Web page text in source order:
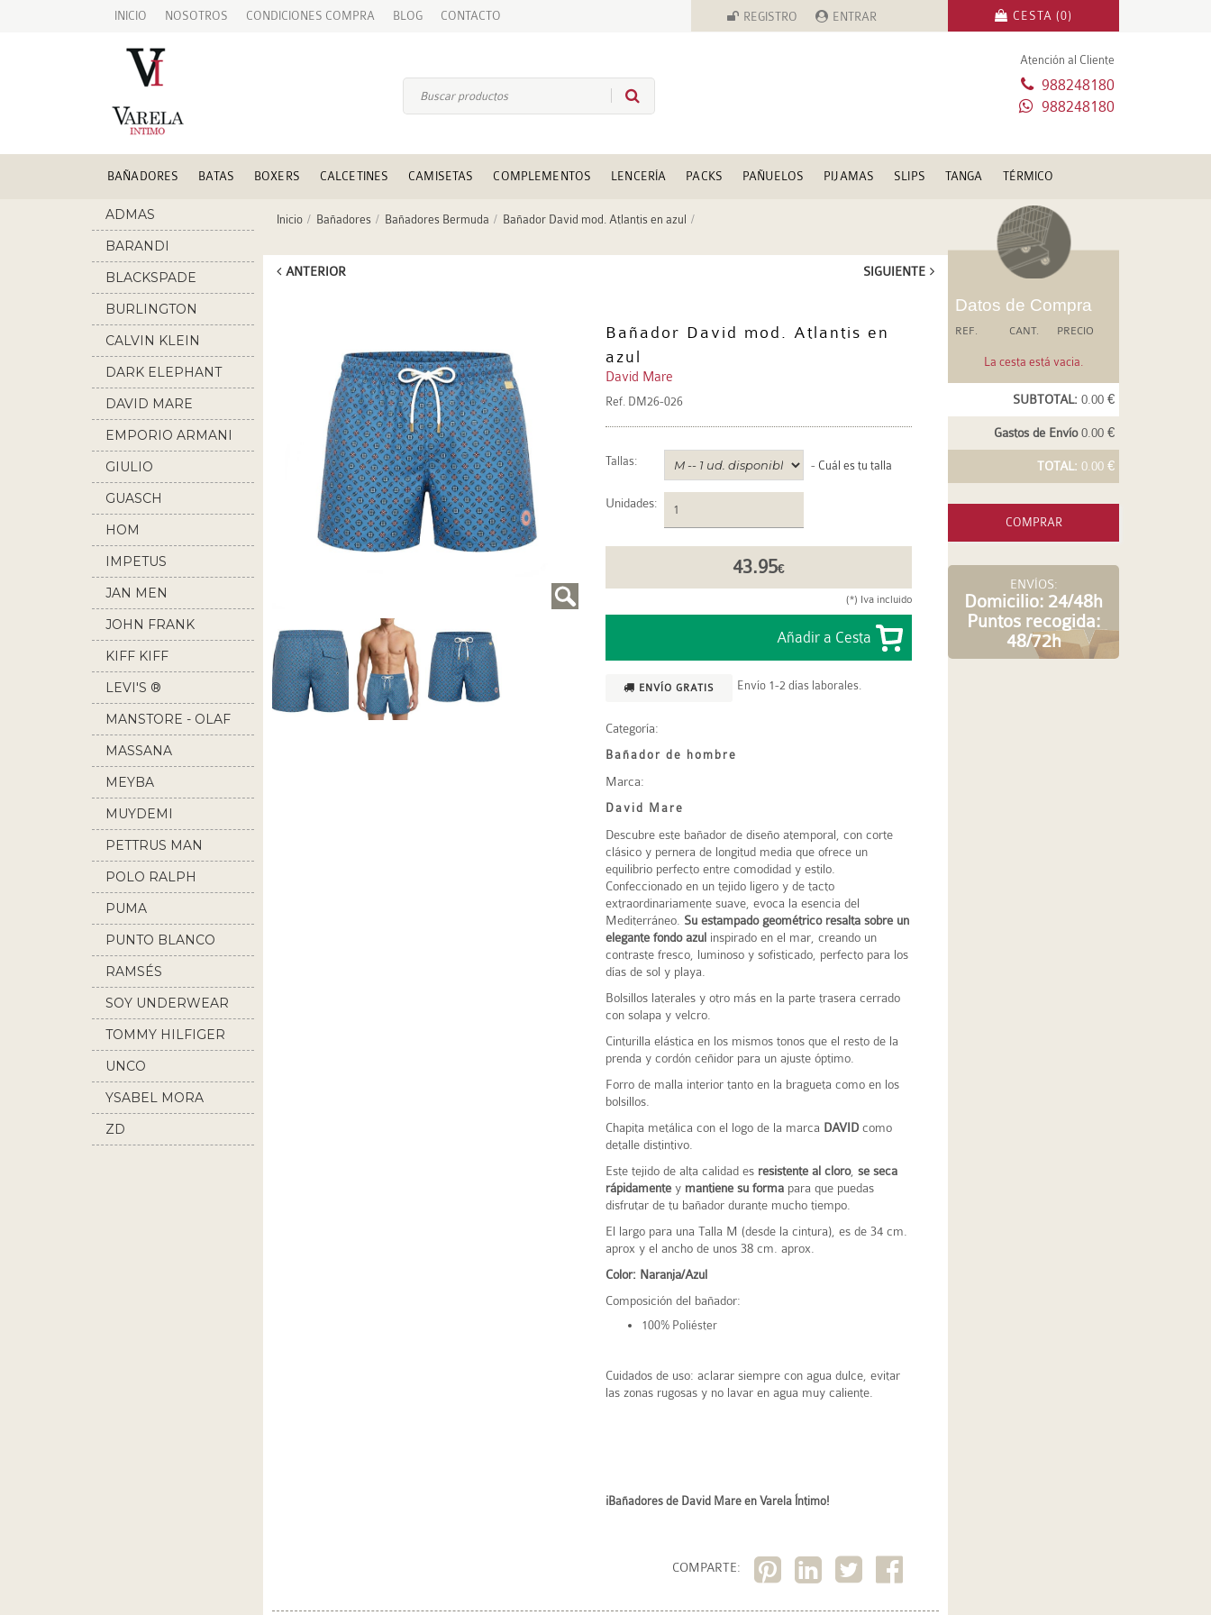
INICIO NOSOTROS CONDICIONES COMPRA BLOG CONTACTO REGISTRO ENTRAR CESTA (0)
Atención al Cliente
988248180
988248180
BAÑADORES BATAS BOXERS CALCETINES CAMISETAS COMPLEMENTOS LENCERÍA PACKS PAÑUELOS PIJAMAS SLIPS TANGA TÉRMICO
ADMAS
BARANDI
BLACKSPADE
BURLINGTON
CALVIN KLEIN
DARK ELEPHANT
DAVID MARE
EMPORIO ARMANI
GIULIO
GUASCH
HOM
IMPETUS
JAN MEN
JOHN FRANK
KIFF KIFF
LEVI'S ®
MANSTORE - OLAF
BENZ
MASSANA
MEYBA
MUYDEMI
PETTRUS MAN
POLO RALPH
LAUREN
PUMA
PUNTO BLANCO
RAMSÉS
SOY UNDERWEAR
TOMMY HILFIGER
UNCO
YSABEL MORA
ZD
Inicio Bañadores Bañadores Bermuda Bañador David mod. Atlantis en azul
ANTERIOR SIGUIENTE
Bañador David mod. Atlantis en
azul
David Mare
Ref. DM26-026
Tallas: - Cuál es tu talla
Unidades:
43.95€
(*) Iva incluido
ENVÍO GRATIS Envío 1-2 días laborales.
Categoría:
Bañador de hombre
Marca:
David Mare
Descubre este bañador de diseño atemporal, con corte
clásico y pernera de longitud media que ofrece un
equilibrio perfecto entre comodidad y estilo.
Confeccionado en un tejido ligero y de tacto
extraordinariamente suave, evoca la esencia del
Mediterráneo. Su estampado geométrico resalta sobre un
elegante fondo azul inspirado en el mar, creando un
contraste fresco, luminoso y sofisticado, perfecto para los
días de sol y playa.
Bolsillos laterales y otro más en la parte trasera cerrado
con solapa y velcro.
Cinturilla elástica en los mismos tonos que el resto de la
prenda y cordón ceñidor para un ajuste óptimo.
Forro de malla interior tanto en la bragueta como en los
bolsillos.
Chapita metálica con el logo de la marca DAVID como
detalle distintivo.
Este tejido de alta calidad es resistente al cloro, se seca
rápidamente y mantiene su forma para que puedas
disfrutar de tu bañador durante mucho tiempo.
El largo para una Talla M (desde la cintura), es de 34 cm.
aprox y el ancho de unos 38 cm. aprox.
Color: Naranja/Azul
Composición del bañador:
100% Poliéster
Cuidados de uso: aclarar siempre con agua dulce, evitar
las zonas rugosas y no lavar en agua muy caliente.
¡Bañadores de David Mare en Varela Íntimo!
COMPARTE:
Datos de Compra
REF. CANT. PRECIO
La cesta está vacia.
SUBTOTAL: 0.00 €
Gastos de Envío0.00 €
TOTAL: 0.00 €
COMPRAR
ENVÍOS:
Domicilio: 24/48h
Puntos recogida:
48/72h